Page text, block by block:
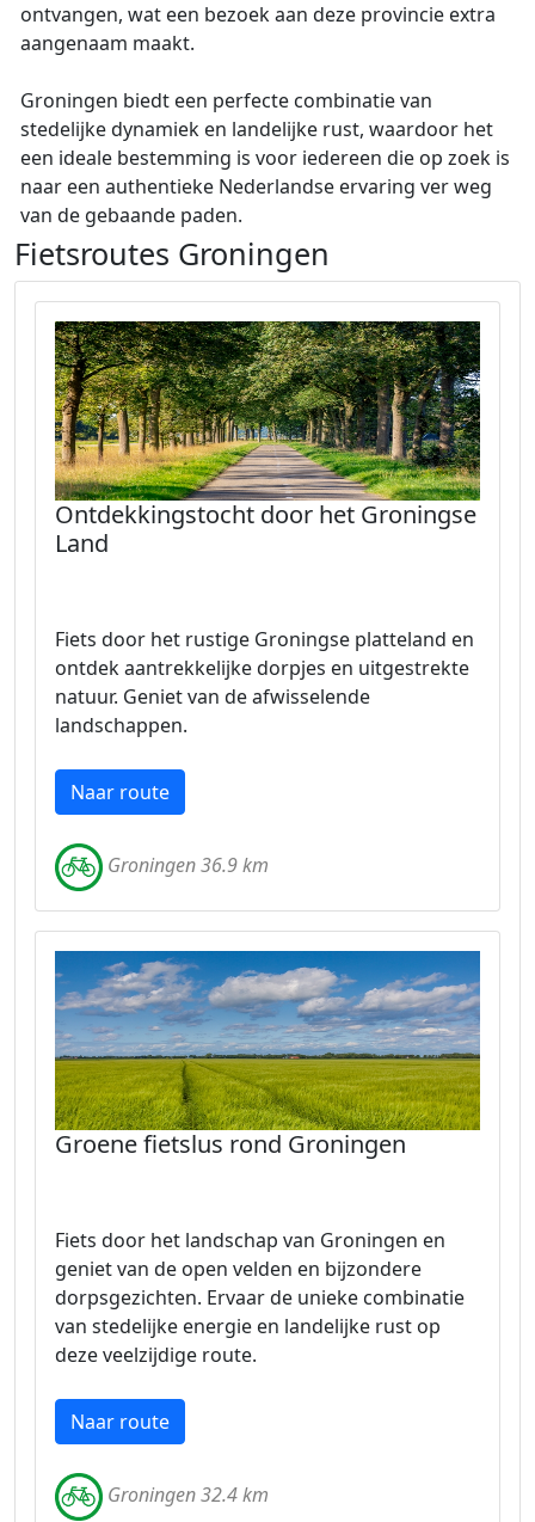
ontvangen, wat een bezoek aan deze provincie extra
aangenaam maakt.
Groningen biedt een perfecte combinatie van
stedelijke dynamiek en landelijke rust, waardoor het
een ideale bestemming is voor iedereen die op zoek is
naar een authentieke Nederlandse ervaring ver weg
van de gebaande paden.
Fietsroutes Groningen
Ontdekkingstocht door het Groningse
Land
Fiets door het rustige Groningse platteland en
ontdek aantrekkelijke dorpjes en uitgestrekte
natuur. Geniet van de afwisselende
landschappen.
Naar route
Groningen 36.9 km
Groene fietslus rond Groningen
Fiets door het landschap van Groningen en
geniet van de open velden en bijzondere
dorpsgezichten. Ervaar de unieke combinatie
van stedelijke energie en landelijke rust op
deze veelzijdige route.
Naar route
Groningen 32.4 km